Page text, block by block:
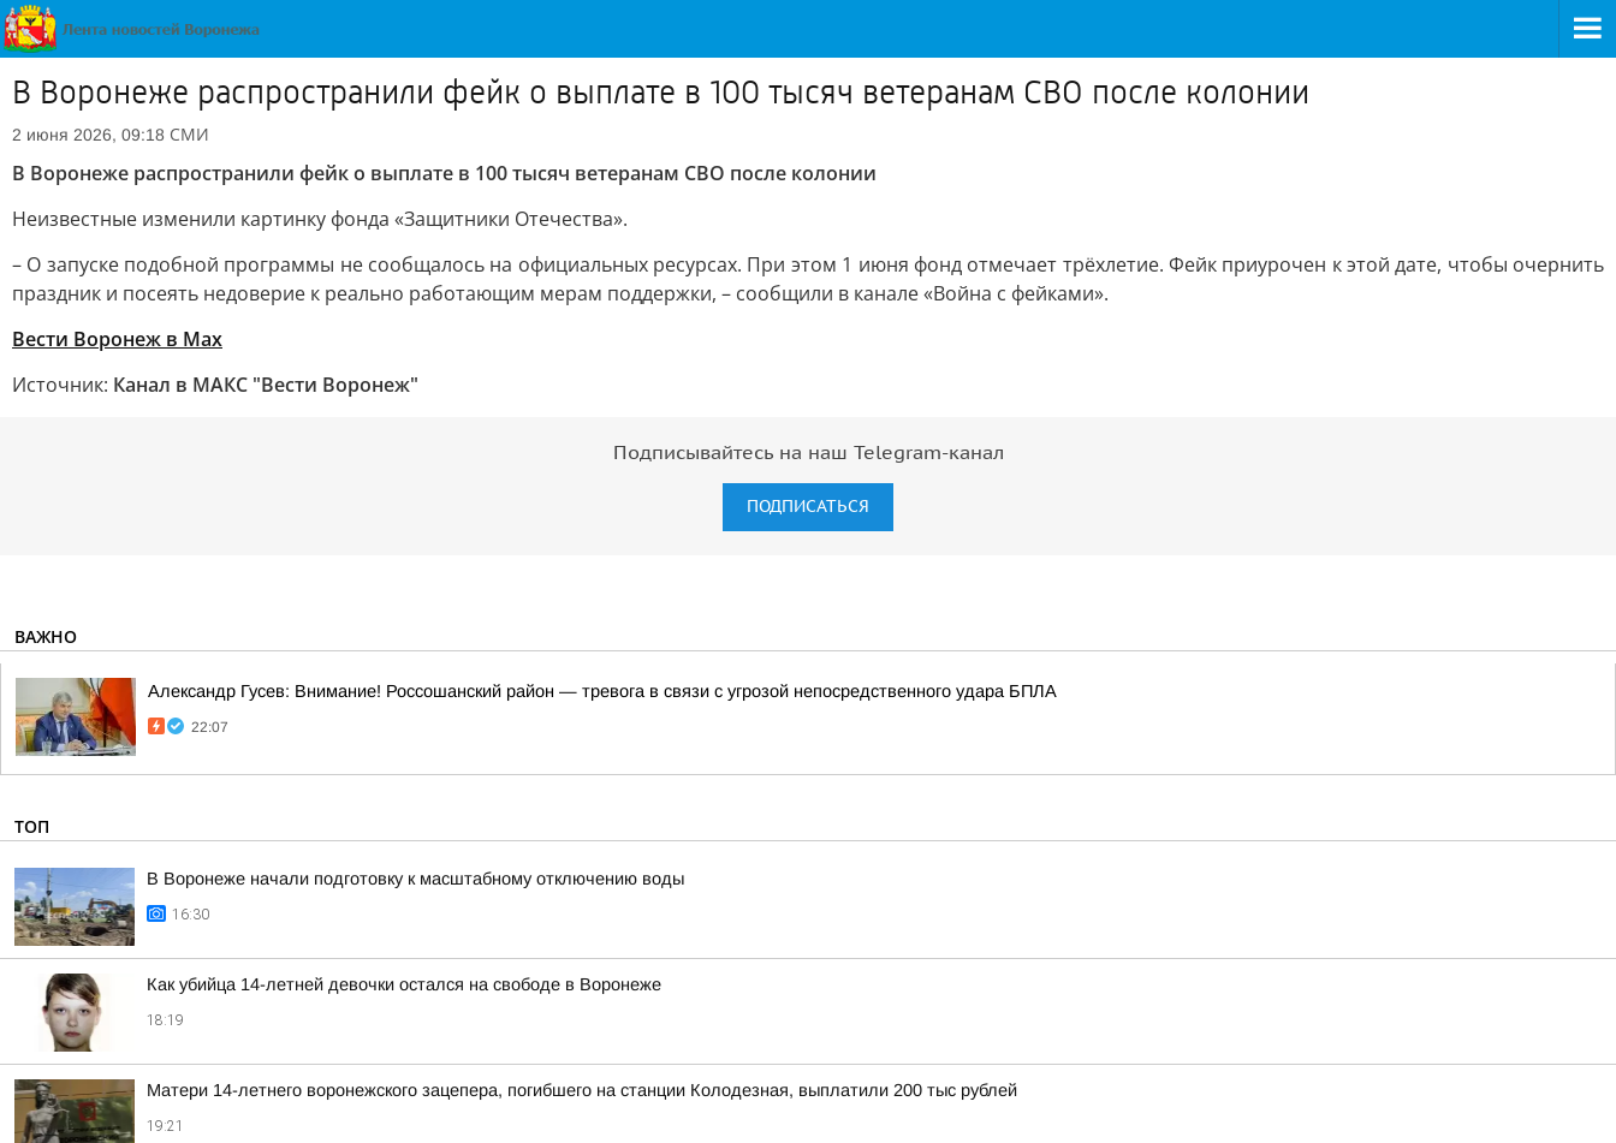
В Воронеже распространили фейк о выплате в 100 тысяч ветеранам СВО после колонии
2 июня 2026, 09:18 СМИ
В Воронеже распространили фейк о выплате в 100 тысяч ветеранам СВО после колонии
Неизвестные изменили картинку фонда «Защитники Отечества».
– О запуске подобной программы не сообщалось на официальных ресурсах. При этом 1 июня фонд отмечает трёхлетие. Фейк приурочен к этой дате, чтобы очернить
праздник и посеять недоверие к реально работающим мерам поддержки, – сообщили в канале «Война с фейками».
Вести Воронеж в Max
Источник: Канал в МАКС "Вести Воронеж"
Подписывайтесь на наш Telegram-канал
ПОДПИСАТЬСЯ
ВАЖНО
Александр Гусев: Внимание! Россошанский район — тревога в связи с угрозой непосредственного удара БПЛА
22:07
ТОП
В Воронеже начали подготовку к масштабному отключению воды
16:30
Как убийца 14-летней девочки остался на свободе в Воронеже
18:19
Матери 14-летнего воронежского зацепера, погибшего на станции Колодезная, выплатили 200 тыс рублей
19:21